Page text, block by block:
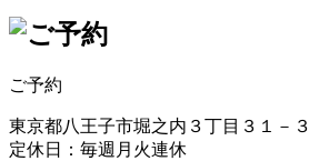
ご予約
東京都八王子市堀之内３丁目３１－３
定休日：毎週月火連休